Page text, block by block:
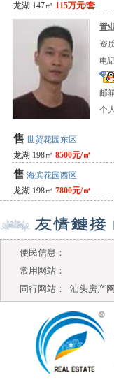
龙湖 147㎡ 115万元/套
置
资
电
邮
个
售 世贸花园东区
龙湖 198㎡ 8500元/㎡
售 海滨花园西区
龙湖 198㎡ 7800元/㎡
便民信息：
常用网站：
同行网站：
汕头房产网